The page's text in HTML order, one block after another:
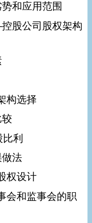
和应用范围
股公司股权架构
构选择
较
利
法
权设计
会和监事会的职